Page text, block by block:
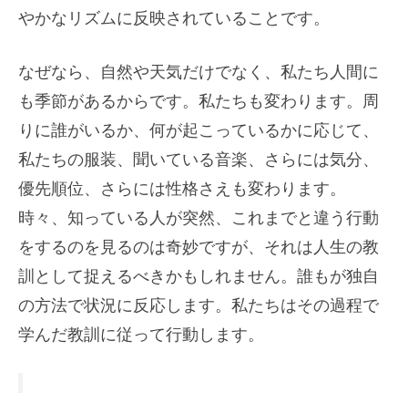
やかなリズムに反映されていることです。
なぜなら、自然や天気だけでなく、私たち人間に
も季節があるからです。私たちも変わります。周
りに誰がいるか、何が起こっているかに応じて、
私たちの服装、聞いている音楽、さらには気分、
優先順位、さらには性格さえも変わります。
時々、知っている人が突然、これまでと違う行動
をするのを見るのは奇妙ですが、それは人生の教
訓として捉えるべきかもしれません。誰もが独自
の方法で状況に反応します。私たちはその過程で
学んだ教訓に従って行動します。